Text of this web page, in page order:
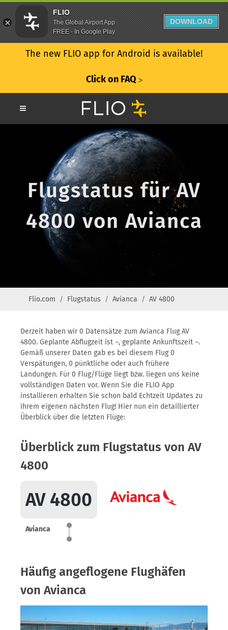
The new FLIO app for Android is available!
Click on FAQ ᐳ
Flugstatus für AV
4800 von Avianca
Flio.com Flugstatus Avianca AV 4800
Derzeit haben wir 0 Datensätze zum Avianca Flug AV
4800. Geplante Abflugzeit ist –, geplante Ankunftszeit –.
Gemäß unserer Daten gab es bei diesem Flug 0
Verspätungen, 0 pünktliche oder auch frühere
Landungen. Für 0 Flug/Flüge liegt bzw. liegen uns keine
vollständigen Daten vor. Wenn Sie die FLIO App
installieren erhalten Sie schon bald Echtzeit Updates zu
Ihrem eigenen nächsten Flug! Hier nun ein detaillierter
Überblick über die letzten Flüge:
Überblick zum Flugstatus von AV
4800
AV 4800
Avianca
Häufig angeflogene Flughäfen
von Avianca
FLIO
The Global Airport App
FREE - In Google Play
DOWNLOAD